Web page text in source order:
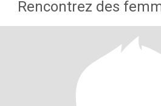
Rencontrez des